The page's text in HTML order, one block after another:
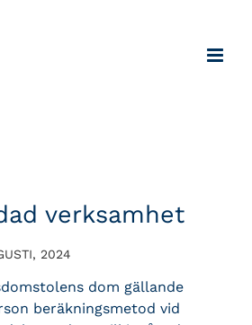
verksamhet
2024
dom gällande
beräkningsmetod vid